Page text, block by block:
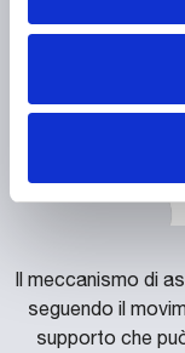
Il meccanismo di
seguendo il
supporto che